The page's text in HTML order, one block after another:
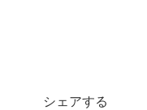
シェアする